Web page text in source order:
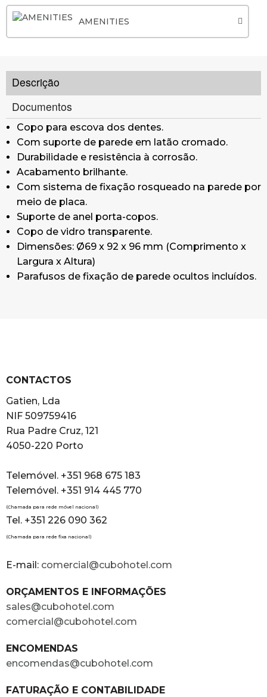
AMENITIES
Descrição
Documentos
Copo para escova dos dentes.
Com suporte de parede em latão cromado.
Durabilidade e resistência à corrosão.
Acabamento brilhante.
Com sistema de fixação rosqueado na parede por
meio de placa.
Suporte de anel porta-copos.
Copo de vidro transparente.
Dimensões: Ø69 x 92 x 96 mm (Comprimento x
Largura x Altura)
Parafusos de fixação de parede ocultos incluídos.
CONTACTOS
Gatien, Lda
NIF 509759416
Rua Padre Cruz, 121
4050-220 Porto
Telemóvel. +351 968 675 183
Telemóvel. +351 914 445 770
(Chamada para rede móvel nacional)
Tel. +351 226 090 362
(Chamada para rede fixa nacional)
E-mail: comercial@cubohotel.com
ORÇAMENTOS E INFORMAÇÕES
sales@cubohotel.com
comercial@cubohotel.com
ENCOMENDAS
encomendas@cubohotel.com
FATURAÇÃO E CONTABILIDADE